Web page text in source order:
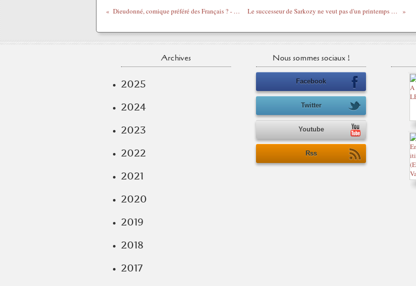
Dieudonné, comique préféré des Français ? - Gars du moment Le successeur de Sarkozy ne veut pas d'un printemps africain - 7/5/2012
Archives
2025
2024
2023
2022
2021
2020
2019
2018
2017
Nous sommes sociaux !
Facebook
Twitter
Youtube
Rss